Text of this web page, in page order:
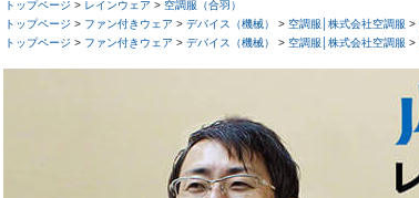
トップページ > レインウェア > 空調服（合羽）
トップページ > ファン付きウェア > デバイス（機械） > 空調服│株式会社空調服 >
トップページ > ファン付きウェア > デバイス（機械） > 空調服│株式会社空調服 >